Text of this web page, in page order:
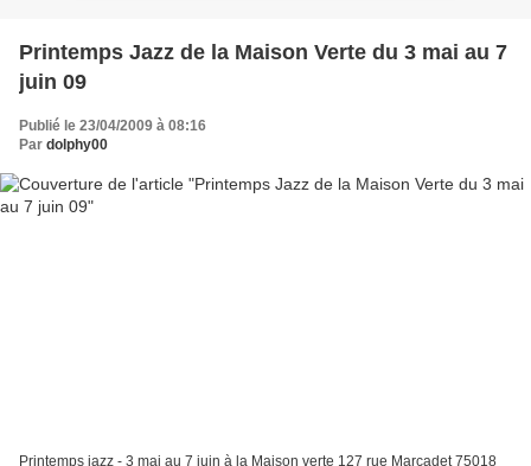
Printemps Jazz de la Maison Verte du 3 mai au 7
juin 09
Publié le 23/04/2009 à 08:16
Par dolphy00
Printemps jazz - 3 mai au 7 juin à la Maison verte 127 rue Marcadet 75018